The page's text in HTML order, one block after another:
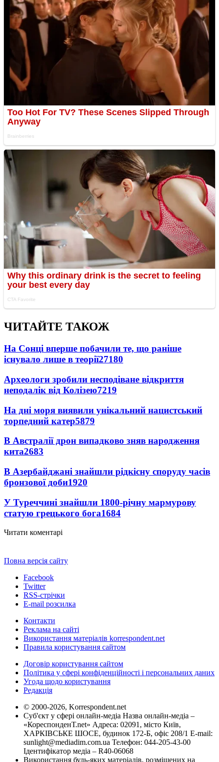
ЧИТАЙТЕ ТАКОЖ
На Сонці вперше побачили те, що раніше
існувало лише в теорії27180
Археологи зробили несподіване відкриття
неподалік від Колізею7219
На дні моря виявили унікальний нацистський
торпедний катер5879
В Австралії дрон випадково зняв народження
кита2683
В Азербайджані знайшли рідкісну споруду часів
бронзової доби1920
У Туреччині знайшли 1800-річну мармурову
статую грецького бога1684
Читати коментарі
Повна версія сайту
Facebook
Twitter
RSS-стрічки
E-mail розсилка
Контакти
Реклама на сайті
Використання матеріалів korrespondent.net
Правила користування сайтом
Договір користування сайтом
Політика у сфері конфіденційності і персональних даних
Угода щодо користування
Редакція
© 2000-2026, Korrespondent.net
Суб'єкт у сфері онлайн-медіа Назва онлайн-медіа –
«КореспонденТ.net» Адреса: 02091, місто Київ,
ХАРКІВСЬКЕ ШОСЕ, будинок 172-Б, офіс 208/1 E-mail:
sunlight@mediadim.com.ua Телефон: 044-205-43-00
Ідентифікатор медіа – R40-06068
Використання будь-яких матеріалів, розміщених на